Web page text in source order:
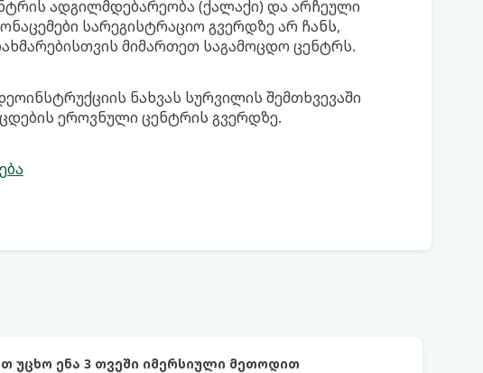
ადგილმდებარეობა (ქალაქი) და არჩეული
სარეგისტრაციო გვერდზე არ ჩანს,
მიმართეთ საგამოცდო ცენტრს.
ნახვას სურვილის შემთხვევაში
ეროვნული ცენტრის გვერდზე.
უცხო ენა 3 თვეში იმერსიული მეთოდით